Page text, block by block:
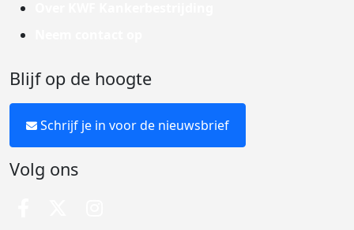
Blijf op de hoogte
Schrijf je in voor de nieuwsbrief
Volg ons